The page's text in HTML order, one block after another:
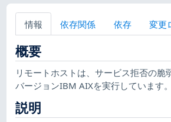
情報 依存関係 依存 変更
概要
リモートホストは、サービス拒否の脆
バージョンIBM AIXを実行しています。
説明